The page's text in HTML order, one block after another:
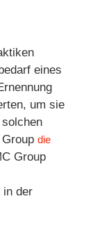
eines
um sie
die
Group
in der